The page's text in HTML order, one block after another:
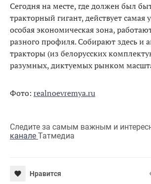
Сегодня на месте, где должен был
тракторный гигант, действует самая
особая экономическая зона,
разного профиля. Собирают здесь и
тракторы (из белорусских
разумных, диктуемых рынком
Фото: realnoevremya.ru
Следите за самым важным и
канале Татмедиа
Нравится